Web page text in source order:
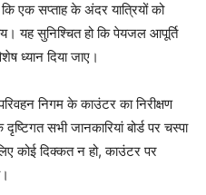
कि एक सप्ताह के अंदर यात्रियों को
यह सुनिश्चित हो कि पेयजल आपूर्ति
ध्यान दिया जाए।
निगम के काउंटर का निरीक्षण
सभी जानकारियां बोर्ड पर चस्पा
कोई दिक्कत न हो, काउंटर पर